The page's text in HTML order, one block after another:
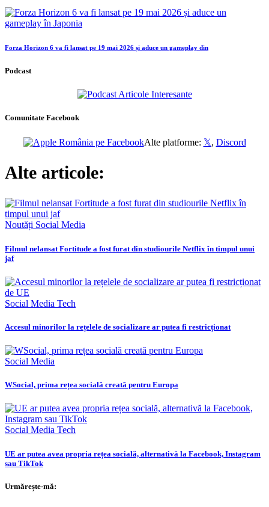
Forza Horizon 6 va fi lansat pe 19 mai 2026 și aduce un gameplay din
Podcast
Comunitate Facebook
Alte platforme: 𝕏, Discord
Alte articole:
Noutăți Social Media
Filmul nelansat Fortitude a fost furat din studiourile Netflix în timpul unui
jaf
Social Media Tech
Accesul minorilor la rețelele de socializare ar putea fi restricționat
Social Media
WSocial, prima rețea socială creată pentru Europa
Social Media Tech
UE ar putea avea propria rețea socială, alternativă la Facebook, Instagram
sau TikTok
Urmărește-mă: